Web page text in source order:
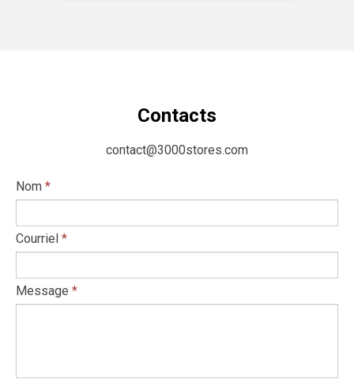
Contacts
contact@3000stores.com
Nom *
Courriel *
Message *